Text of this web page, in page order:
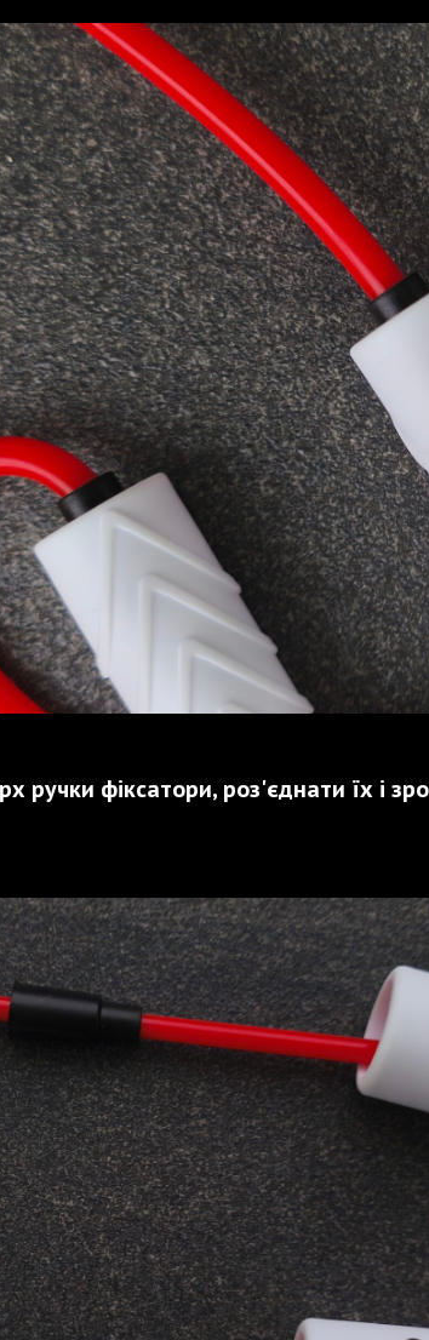
ручки фіксатори, роз'єднати їх і